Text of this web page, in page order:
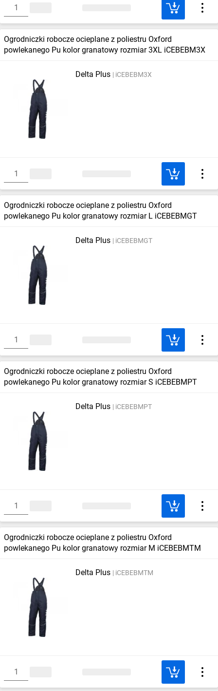
Ogrodniczki robocze ocieplane z poliestru Oxford
powlekanego Pu kolor granatowy rozmiar 3XL iCEBEBM3X
Delta Plus iCEBEBM3X
Ogrodniczki robocze ocieplane z poliestru Oxford
powlekanego Pu kolor granatowy rozmiar L iCEBEBMGT
Delta Plus iCEBEBMGT
Ogrodniczki robocze ocieplane z poliestru Oxford
powlekanego Pu kolor granatowy rozmiar S iCEBEBMPT
Delta Plus iCEBEBMPT
Ogrodniczki robocze ocieplane z poliestru Oxford
powlekanego Pu kolor granatowy rozmiar M iCEBEBMTM
Delta Plus iCEBEBMTM